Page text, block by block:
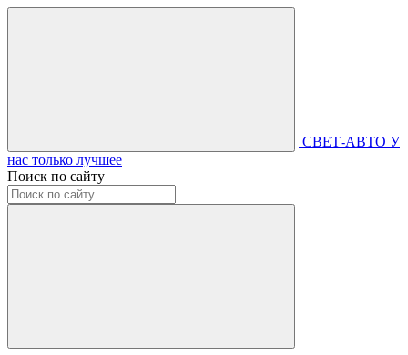
СВЕТ-АВТО У
нас только лучшее
Поиск по сайту